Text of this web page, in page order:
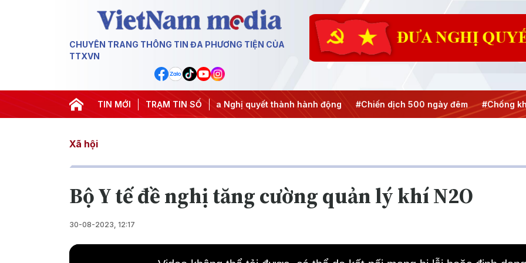
CHUYÊN TRANG THÔNG TIN ĐA PHƯƠNG TIỆN CỦA
TTXVN
TIN MỚI TRẠM TIN SỐ
#APEC 2027 #Đưa Nghị quyết thành hành động #Chiến dịch 500 ngày đêm #Chống khai thác IUU
Xã hội
Bộ Y tế đề nghị tăng cường quản lý khí N2O
30-08-2023, 12:17
This